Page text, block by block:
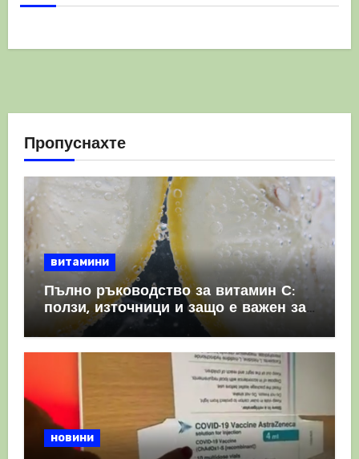
Пропуснахте
витамини
Пълно ръководство за витамин С:
ползи, източници и защо е важен за
имунната система
новини